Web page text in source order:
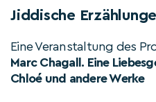
Jiddische
Eine Veranstaltung des
Marc Chagall. Eine
Chloé und andere Werke